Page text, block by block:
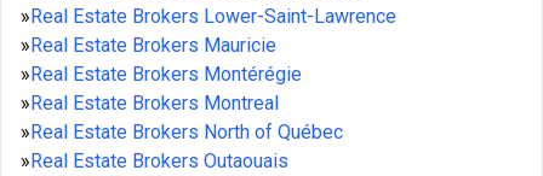
»Real Estate Brokers Lower-Saint-Lawrence
»Real Estate Brokers Mauricie
»Real Estate Brokers Montérégie
»Real Estate Brokers Montreal
»Real Estate Brokers North of Québec
»Real Estate Brokers Outaouais